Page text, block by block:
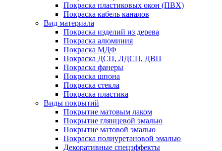
Покраска пластиковых окон (ПВХ)
Покраска кабель каналов
Вид материала
Покраска изделий из дерева
Покраска алюминия
Покраска МДФ
Покраска ДСП, ЛДСП, ДВП
Покраска фанеры
Покраска шпона
Покраска стекла
Покраска пластика
Виды покрытий
Покрытие матовым лаком
Покрытие глянцевой эмалью
Покрытие матовой эмалью
Покраска полиуретановой эмалью
Декоративные спецэффекты